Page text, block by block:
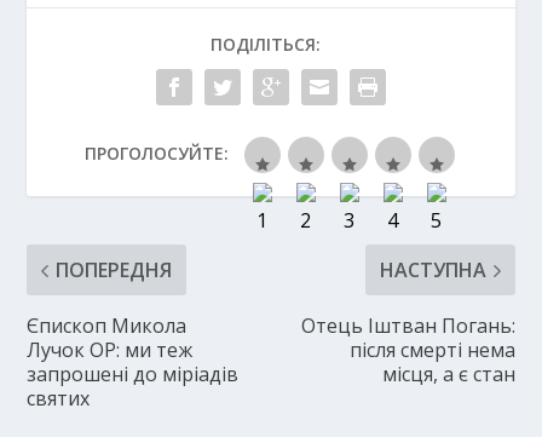
ПОДІЛІТЬСЯ:
ПРОГОЛОСУЙТЕ:
ПОПЕРЕДНЯ
Єпископ Микола
Лучок ОР: ми теж
запрошені до міріадів
святих
НАСТУПНА
Отець Іштван Погань:
після смерті нема
місця, а є стан